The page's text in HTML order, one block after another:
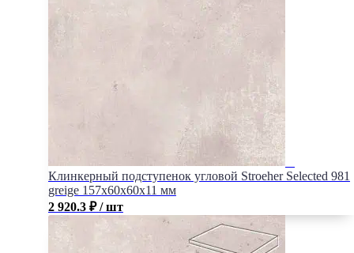
Клинкерный подступенок угловой Stroeher Selected 981
greige 157х60х60х11 мм
2 920.3 ₽ / шт